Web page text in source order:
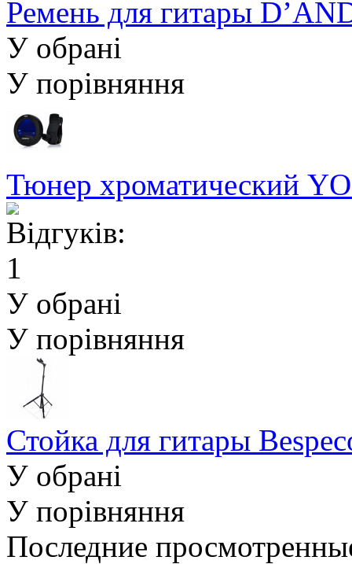
Ремень для гитары
У обрані
У порівняння
Тюнер хроматический
У обрані
У порівняння
Стойка для гитары
У обрані
У порівняння
Последние